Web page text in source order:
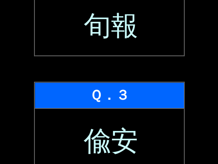
旬報
Ｑ．３
偸安